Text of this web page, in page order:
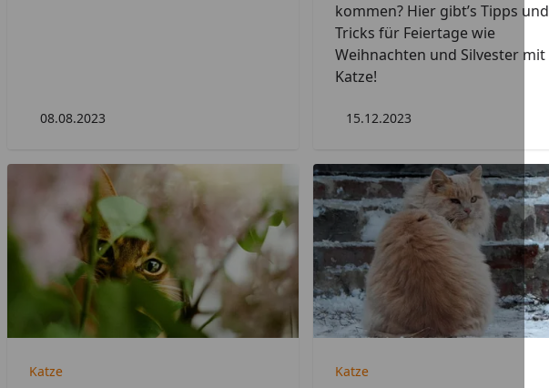
08.08.2023
kommen? Hier gibt’s Tipps und
Tricks für Feiertage wie
Weihnachten und Silvester mit
Katze!
15.12.2023
Katze Katze